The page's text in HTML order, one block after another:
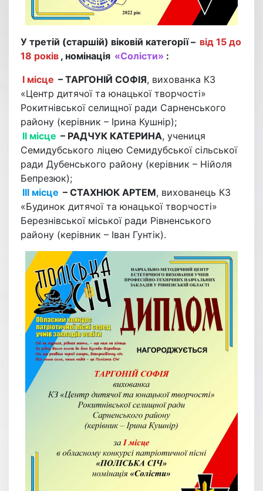
У третій (старшій) віковій категорії – від 15 до
18 років , номінація «Солісти» :
І місце – ТАРГОНІЙ СОФІЯ, вихованка КЗ
«Центр дитячої та юнацької творчості»
Рокитнівської селищної ради Сарненського
району (керівник – Ірина Кушнір);
ІІ місце – РАДЧУК КАТЕРИНА, учениця
Семидубського ліцею Семидубської сільської
ради Дубенського району (керівник – Нійоля
Бепрезюк);
ІІІ місце – СТАХНЮК АРТЕМ, вихованець КЗ
«Будинок дитячої та юнацької творчості»
Березнівської міської ради Рівненського
району (керівник – Іван Гунтік).